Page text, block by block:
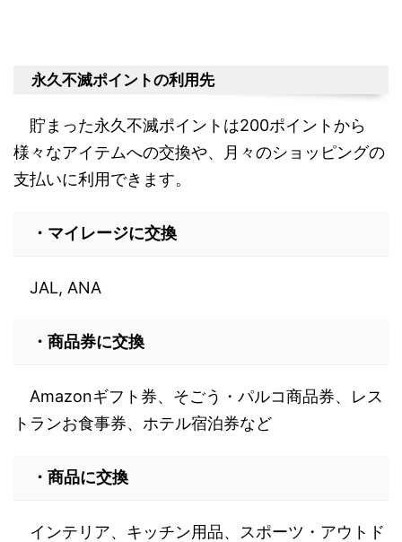
永久不滅ポイントの利用先
貯まった永久不滅ポイントは200ポイントから
様々なアイテムへの交換や、月々のショッピングの
支払いに利用できます。
・マイレージに交換
JAL, ANA
・商品券に交換
Amazonギフト券、そごう・パルコ商品券、レス
トランお食事券、ホテル宿泊券など
・商品に交換
インテリア、キッチン用品、スポーツ・アウトド